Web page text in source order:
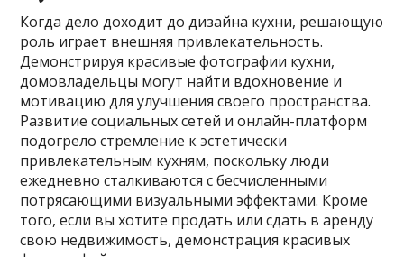
Когда дело доходит до дизайна кухни, решающую
роль играет внешняя привлекательность.
Демонстрируя красивые фотографии кухни,
домовладельцы могут найти вдохновение и
мотивацию для улучшения своего пространства.
Развитие социальных сетей и онлайн-платформ
подогрело стремление к эстетически
привлекательным кухням, поскольку люди
ежедневно сталкиваются с бесчисленными
потрясающими визуальными эффектами. Кроме
того, если вы хотите продать или сдать в аренду
свою недвижимость, демонстрация красивых